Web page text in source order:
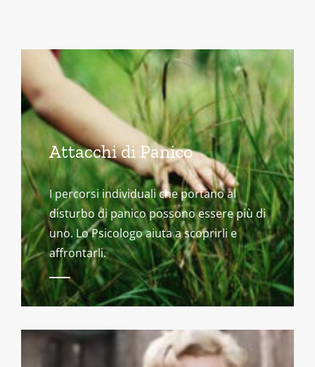
Attacchi di Panico
I percorsi individuali che portano al
disturbo di panico possono essere più di
uno. Lo Psicologo aiuta a scoprirli e
affrontarli.